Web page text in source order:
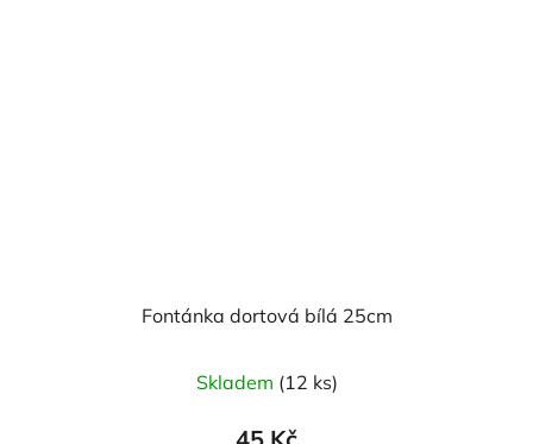
Fontánka dortová bílá 25cm
Skladem (12 ks)